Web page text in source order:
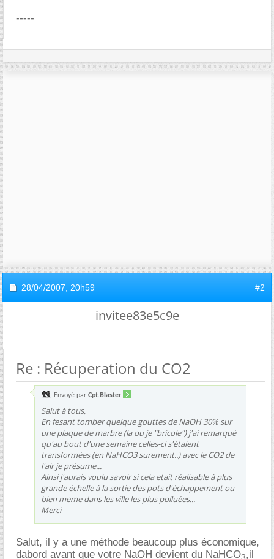
-----
28/04/2007, 20h59 #2
invitee83e5c9e
Re : Récuperation du CO2
Envoyé par Cpt.Blaster
Salut à tous,
En fesant tomber quelque gouttes de NaOH 30% sur
une plaque de marbre (la ou je "bricole") j'ai remarqué
qu'au bout d'une semaine celles-ci s'étaient
transformées (en NaHCO3 surement..) avec le CO2 de
l'air je présume...
Ainsi j'aurais voulu savoir si cela etait réalisableà plus
grande échelleà la sortie des pots d'échappement ou
bien meme dans les ville les plus polluées...
Merci
Salut, il y a une méthode beaucoup plus économique,
dabord avant que votre NaOH devient du NaHCO ,il